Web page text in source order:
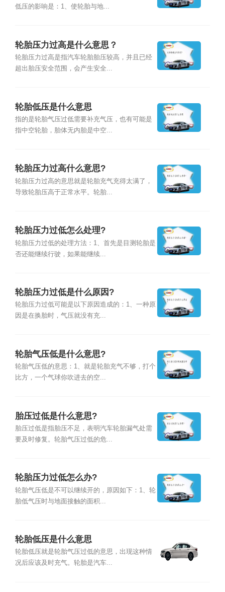
低压的影响是：1、使轮胎与地...
轮胎压力过高是什么意思？
轮胎压力过高是指汽车轮胎胎压较高，并且已经
超出胎压安全范围，会产生安全...
轮胎低压是什么意思
指的是轮胎气压过低需要补充气压，也有可能是
指中空轮胎，胎体无内胎是中空...
轮胎压力过高什么意思?
轮胎压力过高的意思就是轮胎充气充得太满了，
导致轮胎压高于正常水平。轮胎...
轮胎压力过低怎么处理?
轮胎压力过低的处理方法：1、首先是目测轮胎是
否还能继续行驶，如果能继续...
轮胎压力过低是什么原因?
轮胎压力过低可能是以下原因造成的：1、一种原
因是在换胎时，气压就没有充...
轮胎气压低是什么意思?
轮胎气压低的意思：1、就是轮胎充气不够，打个
比方，一个气球你吹进去的空...
胎压过低是什么意思?
胎压过低是指胎压不足，表明汽车轮胎漏气处需
要及时修复。轮胎气压过低的危...
轮胎压力过低怎么办?
轮胎气压低是不可以继续开的，原因如下：1、轮
胎低气压时与地面接触的面积...
轮胎低压是什么意思
轮胎低压就是轮胎气压过低的意思，出现这种情
况后应该及时充气。轮胎是汽车...